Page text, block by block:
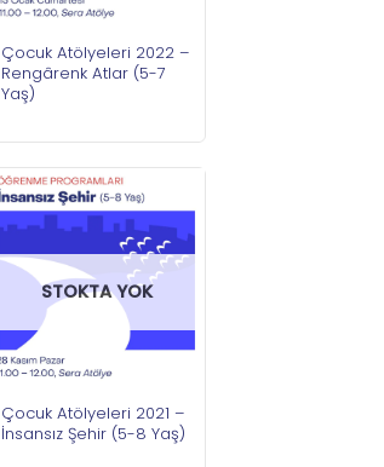
Çocuk Atölyeleri 2022 –
Rengârenk Atlar (5-7
Yaş)
STOKTA YOK
Çocuk Atölyeleri 2021 –
İnsansız Şehir (5-8 Yaş)